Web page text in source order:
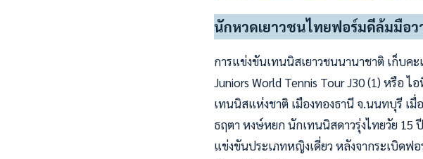
นักหวดเยาวชนไทยฟอร์มดีล้มมือ
การแข่งขันเทนนิสเยาวชนนานาชาติ เก็บค
Juniors World Tennis Tour J30 (1) หรือ
เทนนิสแห่งชาติ เมืองทองธานี จ.นนทบุรี เ
ธฤตา หงษ์หยก นักเทนนิสดาวรุ่งไทยวัย 15
แข่งขันประเภทหญิงเดี่ยว หลังจากระเบิดฟ